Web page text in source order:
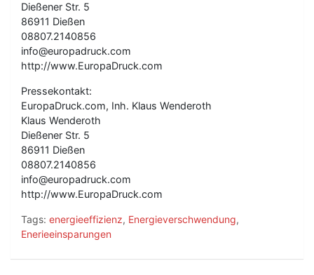
Dießener Str. 5
86911 Dießen
08807.2140856
info@europadruck.com
http://www.EuropaDruck.com
Pressekontakt:
EuropaDruck.com, Inh. Klaus Wenderoth
Klaus Wenderoth
Dießener Str. 5
86911 Dießen
08807.2140856
info@europadruck.com
http://www.EuropaDruck.com
Tags: energieeffizienz, Energieverschwendung,
Enerieeinsparungen